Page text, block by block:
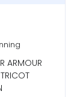
ARMOUR